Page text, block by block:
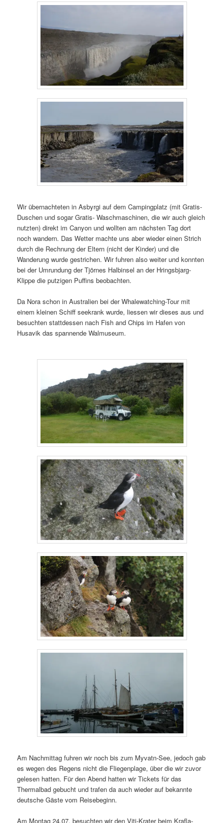
Wir übernachteten in Asbyrgi auf dem Campingplatz (mit Gratis-
Duschen und sogar Gratis- Waschmaschinen, die wir auch gleich
nutzten) direkt im Canyon und wollten am nächsten Tag dort
noch wandern. Das Wetter machte uns aber wieder einen Strich
durch die Rechnung der Eltern (nicht der Kinder) und die
Wanderung wurde gestrichen. Wir fuhren also weiter und konnten
bei der Umrundung der Tjörnes Halbinsel an der Hringsbjarg-
Klippe die putzigen Puffins beobachten.
Da Nora schon in Australien bei der Whalewatching-Tour mit
einem kleinen Schiff seekrank wurde, liessen wir dieses aus und
besuchten stattdessen nach Fish and Chips im Hafen von
Husavik das spannende Walmuseum.
Am Nachmittag fuhren wir noch bis zum Myvatn-See, jedoch gab
es wegen des Regens nicht die Fliegenplage, über die wir zuvor
gelesen hatten. Für den Abend hatten wir Tickets für das
Thermalbad gebucht und trafen da auch wieder auf bekannte
deutsche Gäste vom Reisebeginn.
Am Montag 24.07. besuchten wir den Viti-Krater beim Krafla-